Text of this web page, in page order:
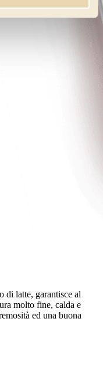
di latte, garantisce al
molto fine, calda e
ed una buona